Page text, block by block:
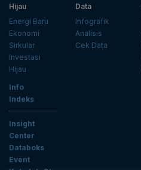
Hijau
Energi Baru
Ekonomi
Sirkular
Investasi
Hijau
Data
Infografik
Analisis
Cek Data
Info
Indeks
Insight
Center
Databoks
Event